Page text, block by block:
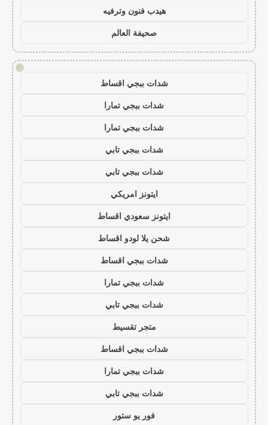
هيدب فنون وترفيه
صحيفة العالم
!
شدات ببجي اقساط
شدات ببجي تمارا
شدات ببجي تمارا
شدات ببجي تابي
شدات ببجي تابي
ايتونز امريكي
ايتونز سعودي اقساط
شحن يلا لودو اقساط
شدات ببجي اقساط
شدات ببجي تمارا
شدات ببجي تابي
متجر تقسيط
شدات ببجي اقساط
شدات ببجي تمارا
شدات ببجي تابي
فور يو ستور